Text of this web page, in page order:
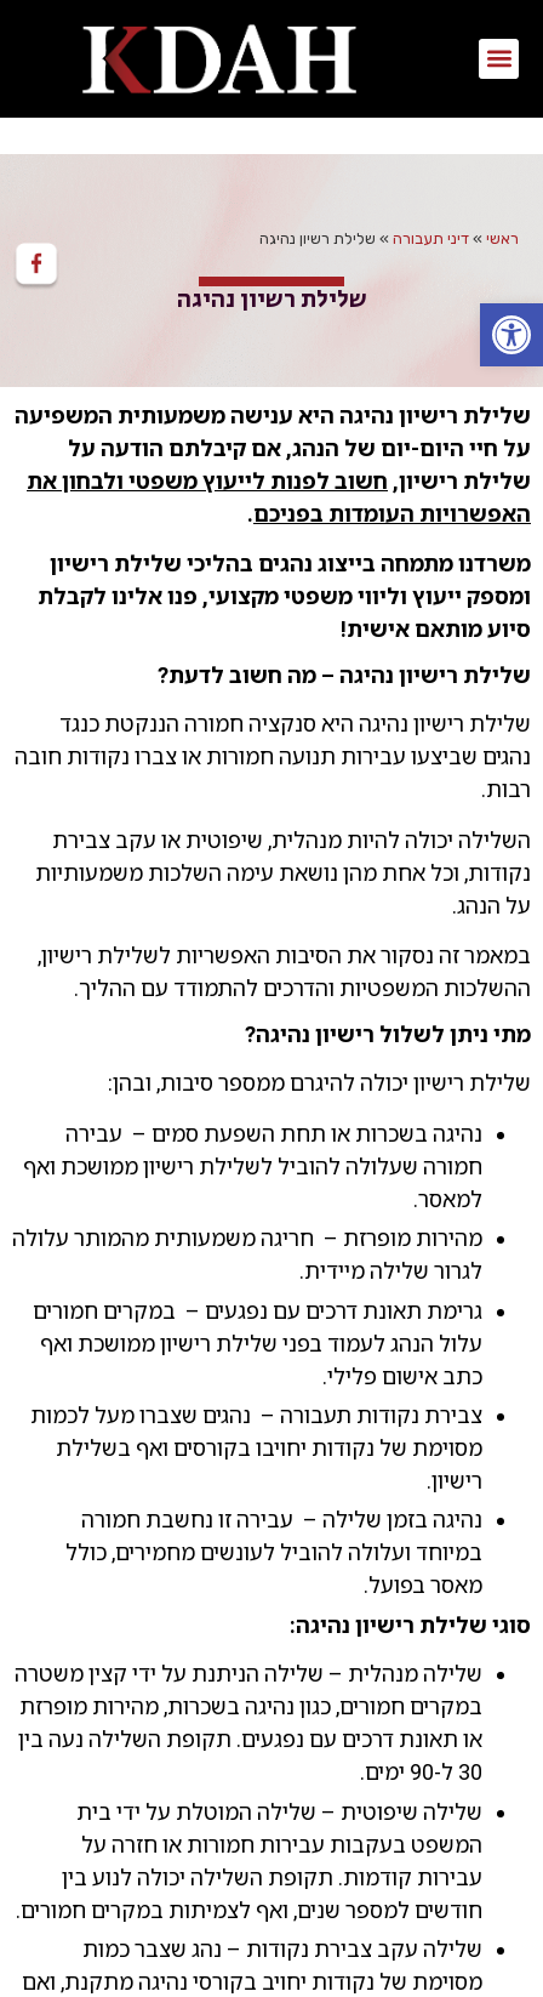
פתח סרגל נגישות
ראשי » דיני תעבורה » שלילת רשיון נהיגה
שלילת רשיון נהיגה
שלילת רישיון נהיגה היא ענישה משמעותית המשפיעה
על חיי היום-יום של הנהג, אם קיבלתם הודעה על
שלילת רישיון, חשוב לפנות לייעוץ משפטי ולבחון את
האפשרויות העומדות בפניכם.
משרדנו מתמחה בייצוג נהגים בהליכי שלילת רישיון
ומספק ייעוץ וליווי משפטי מקצועי, פנו אלינו לקבלת
סיוע מותאם אישית!
שלילת רישיון נהיגה – מה חשוב לדעת?
שלילת רישיון נהיגה היא סנקציה חמורה הננקטת כנגד
נהגים שביצעו עבירות תנועה חמורות או צברו נקודות חובה
רבות.
השלילה יכולה להיות מנהלית, שיפוטית או עקב צבירת
נקודות, וכל אחת מהן נושאת עימה השלכות משמעותיות
על הנהג.
במאמר זה נסקור את הסיבות האפשריות לשלילת רישיון,
ההשלכות המשפטיות והדרכים להתמודד עם ההליך.
מתי ניתן לשלול רישיון נהיגה?
שלילת רישיון יכולה להיגרם ממספר סיבות, ובהן:
נהיגה בשכרות או תחת השפעת סמים – עבירה
חמורה שעלולה להוביל לשלילת רישיון ממושכת ואף
למאסר.
מהירות מופרזת – חריגה משמעותית מהמותר עלולה
לגרור שלילה מיידית.
גרימת תאונת דרכים עם נפגעים – במקרים חמורים
עלול הנהג לעמוד בפני שלילת רישיון ממושכת ואף
כתב אישום פלילי.
צבירת נקודות תעבורה – נהגים שצברו מעל לכמות
מסוימת של נקודות יחויבו בקורסים ואף בשלילת
רישיון.
נהיגה בזמן שלילה – עבירה זו נחשבת חמורה
במיוחד ועלולה להוביל לעונשים מחמירים, כולל
מאסר בפועל.
סוגי שלילת רישיון נהיגה:
שלילה מנהלית – שלילה הניתנת על ידי קצין משטרה
במקרים חמורים, כגון נהיגה בשכרות, מהירות מופרזת
או תאונת דרכים עם נפגעים. תקופת השלילה נעה בין
30 ל-90 ימים.
שלילה שיפוטית – שלילה המוטלת על ידי בית
המשפט בעקבות עבירות חמורות או חזרה על
עבירות קודמות. תקופת השלילה יכולה לנוע בין
חודשים למספר שנים, ואף לצמיתות במקרים חמורים.
שלילה עקב צבירת נקודות – נהג שצבר כמות
מסוימת של נקודות יחויב בקורסי נהיגה מתקנת, ואם